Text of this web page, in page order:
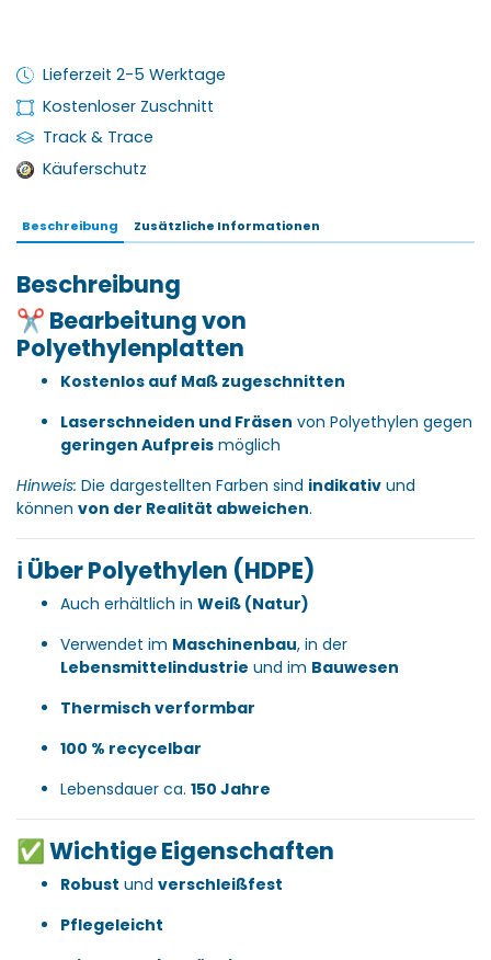
Lieferzeit 2-5 Werktage
Kostenloser Zuschnitt
Track & Trace
Käuferschutz
Beschreibung Zusätzliche Informationen
Beschreibung
✂️ Bearbeitung von
Polyethylenplatten
Kostenlos auf Maß zugeschnitten
Laserschneiden und Fräsen von Polyethylen gegen
geringen Aufpreis möglich
Hinweis: Die dargestellten Farben sind indikativ und
können von der Realität abweichen.
ℹ️ Über Polyethylen (HDPE)
Auch erhältlich in Weiß (Natur)
Verwendet im Maschinenbau, in der
Lebensmittelindustrie und im Bauwesen
Thermisch verformbar
100 % recycelbar
Lebensdauer ca. 150 Jahre
✅ Wichtige Eigenschaften
Robust und verschleißfest
Pflegeleicht